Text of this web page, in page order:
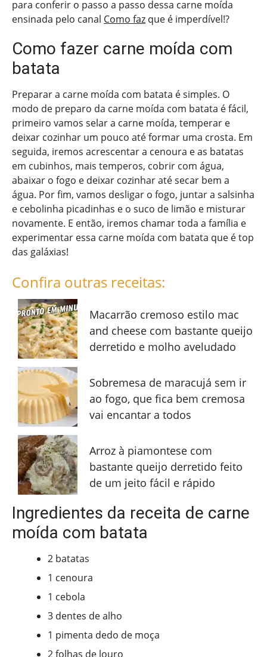
para conferir o passo a passo dessa carne moída
ensinada pelo canal Como faz que é imperdível!?
Como fazer carne moída com
batata
Preparar a carne moída com batata é simples. O
modo de preparo da carne moída com batata é fácil,
primeiro vamos selar a carne moída, temperar e
deixar cozinhar um pouco até formar uma crosta. Em
seguida, iremos acrescentar a cenoura e as batatas
em cubinhos, mais temperos, cobrir com água,
abaixar o fogo e deixar cozinhar até secar bem a
água. Por fim, vamos desligar o fogo, juntar a salsinha
e cebolinha picadinhas e o suco de limão e misturar
novamente. E então, iremos chamar toda a família e
experimentar essa carne moída com batata que é top
das galáxias!
Confira outras receitas:
Macarrão cremoso estilo mac
and cheese com bastante queijo
derretido e molho aveludado
Sobremesa de maracujá sem ir
ao fogo, que fica bem cremosa
vai encantar a todos
Arroz à piamontese com
bastante queijo derretido feito
de um jeito fácil e rápido
Ingredientes da receita de carne
moída com batata
2 batatas
1 cenoura
1 cebola
3 dentes de alho
1 pimenta dedo de moça
2 folhas de louro